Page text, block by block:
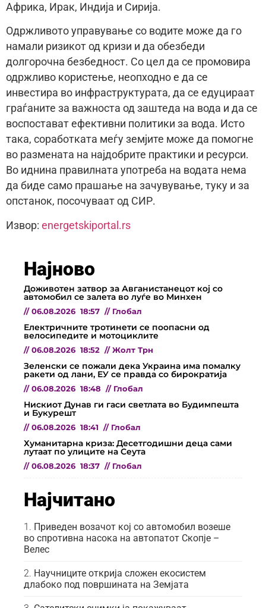
Африка, Ирак, Индија и Сирија.
Одржливото управување со водите може да го
намали ризикот од кризи и да обезбеди
долгорочна безбедност. Со цел да се промовира
одржливо користење, неопходно е да се
инвестира во инфраструктурата, да се едуцираат
граѓаните за важноста од заштеда на вода и да се
воспостават ефективни политики за вода. Исто
така, соработката меѓу земјите може да помогне
во размената на најдобрите практики и ресурси.
Во иднина правилната употреба на водата нема
да биде само прашање на зачувување, туку и за
опстанок, посочуваат од СИР.
Извор: energetskiportal.rs
Најново
Доживотен затвор за Авганистанецот кој со
автомобил се залета во луѓе во Минхен
// 06.08.2026 18:57 // Глобал
Електричните тротинети се поопасни од
велосипедите и мотоциклите
// 06.08.2026 18:52 // Жолт Трн
Зеленски се пожали дека Украина има помалку
ракети од лани, ЕУ се правда со бирократија
// 06.08.2026 18:48 // Глобал
Нискиот Дунав ги гаси светлата во Будимпешта
и Букурешт
// 06.08.2026 18:41 // Глобал
Хуманитарна криза: Десетгодишни деца сами
лутаат по улиците на Сеута
// 06.08.2026 18:37 // Глобал
Најчитано
Приведен возачот кој со автомобил возеше
во спротивна насока на автопатот Скопје –
Велес
Научниците открија сложен екосистем
длабоко под површината на Земјата